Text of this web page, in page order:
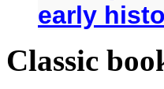
early
Classic